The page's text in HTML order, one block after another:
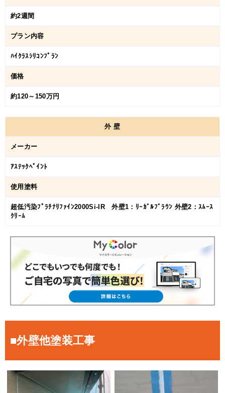
約2週間
プラン内容
ﾊｲｸﾗｽｼﾘｺﾝﾌﾟﾗﾝ
価格
約120～150万円
外壁
メーカー
ｱｽﾃｯｸﾍﾟｲﾝﾄ
使用塗料
超低汚染ﾌﾟﾗﾁﾅﾘﾌｧｲﾝ2000Si-IR 外壁1：ﾘｰｶﾞﾙﾌﾞﾗｳﾝ 外壁2：ｽﾑｰｽ
ｸﾘｰﾑ
■外壁他塗装工事